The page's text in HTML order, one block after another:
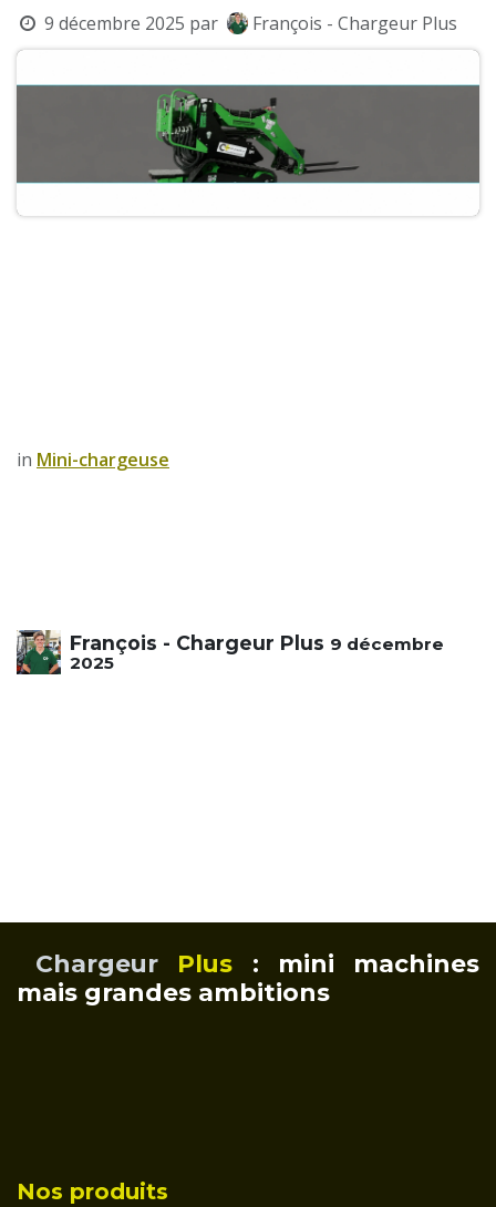
9 décembre 2025 par François - Chargeur Plus
in ​Mini-chargeuse
François - Chargeur Plus 9 décembre
2025
Chargeur Plus : mini machines
mais grandes ambitions
Nos produits